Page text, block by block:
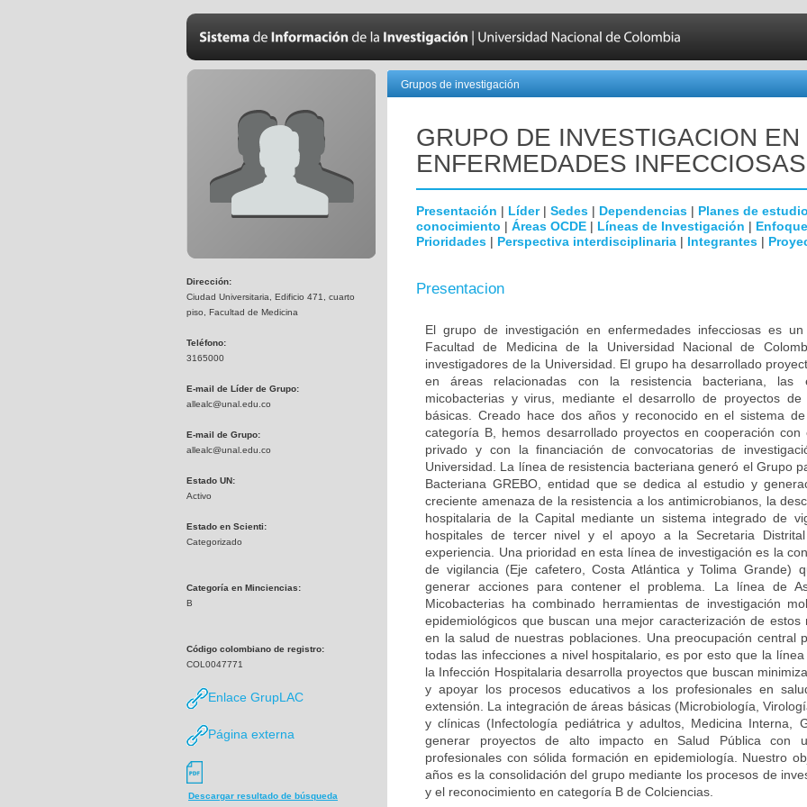
Dirección:
Ciudad Universitaria, Edificio 471, cuarto
piso, Facultad de Medicina
Teléfono:
3165000
E-mail de Líder de Grupo:
allealc@unal.edu.co
E-mail de Grupo:
allealc@unal.edu.co
Estado UN:
Activo
Estado en Scienti:
Categorizado
Categoría en Minciencias:
B
Código colombiano de registro:
COL0047771
Enlace GrupLAC
Página externa
Descargar resultado de búsqueda
Grupos de investigación
GRUPO DE INVESTIGACION EN
ENFERMEDADES INFECCIOSAS
Presentación | Líder| Sedes | Dependencias | Planes de
conocimiento | Áreas OCDE | Líneas de Investigación |
Prioridades | Perspectiva interdisciplinaria | Integrantes |
Presentacion
El grupo de investigación en enfermedades infecciosas es
Facultad de Medicina de la Universidad Nacional de
investigadores de la Universidad. El grupo ha desarrollado
en áreas relacionadas con la resistencia bacteriana, las
micobacterias y virus, mediante el desarrollo de proyectos
básicas. Creado hace dos años y reconocido en el sistema
categoría B, hemos desarrollado proyectos en cooperación
privado y con la financiación de convocatorias de
Universidad. La línea de resistencia bacteriana generó el Grupo
Bacteriana GREBO, entidad que se dedica al estudio y
creciente amenaza de la resistencia a los antimicrobianos, la
hospitalaria de la Capital mediante un sistema integrado de
hospitales de tercer nivel y el apoyo a la Secretaria
experiencia. Una prioridad en esta línea de investigación es la
de vigilancia (Eje cafetero, Costa Atlántica y Tolima Grande)
generar acciones para contener el problema. La línea de
Micobacterias ha combinado herramientas de investigación
epidemiológicos que buscan una mejor caracterización de
en la salud de nuestras poblaciones. Una preocupación central
todas las infecciones a nivel hospitalario, es por esto que la
la Infección Hospitalaria desarrolla proyectos que buscan
y apoyar los procesos educativos a los profesionales en
extensión. La integración de áreas básicas (Microbiología,
y clínicas (Infectología pediátrica y adultos, Medicina Interna,
generar proyectos de alto impacto en Salud Pública con
profesionales con sólida formación en epidemiología. Nuestro
años es la consolidación del grupo mediante los procesos de
y el reconocimiento en categoría B de Colciencias.